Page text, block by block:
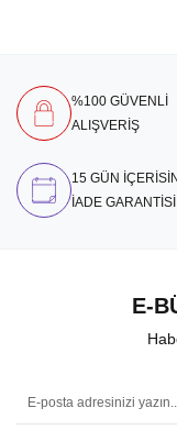
%100 GÜVENLİ
ALIŞVERİŞ
15 GÜN
İADE GARANTİSİ
E-